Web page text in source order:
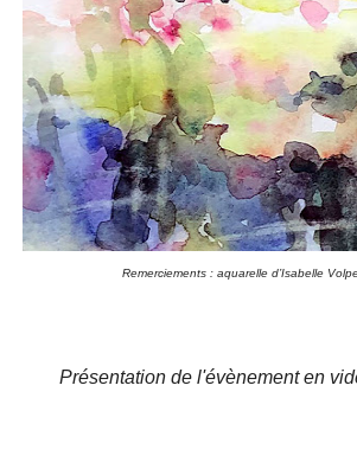
Remerciements : aquarelle d’Isabelle
Présentation de l'évènement en